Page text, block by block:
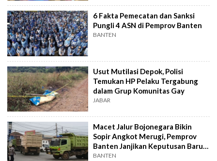
6 Fakta Pemecatan dan Sanksi
Pungli 4 ASN di Pemprov Banten
BANTEN
Usut Mutilasi Depok, Polisi
Temukan HP Pelaku Tergabung
dalam Grup Komunitas Gay
JABAR
Macet Jalur Bojonegara Bikin
Sopir Angkot Merugi, Pemprov
Banten Janjikan Keputusan Baru 4
Hari Lagi
BANTEN